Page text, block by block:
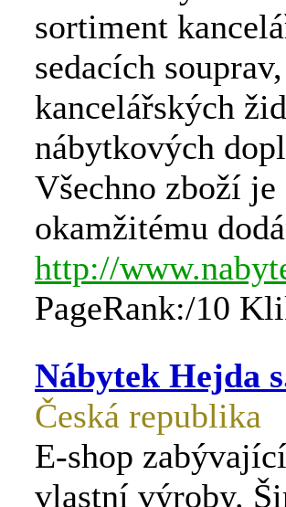
sortiment
sedacích
kancelářských
nábytkových
Všechno zboží
okamžitému
http://
PageRank:/10
Nábytek Hejda
Česká republika
E-shop
vlastní výroby.